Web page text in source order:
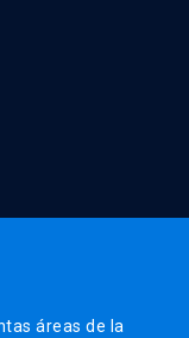
áreas de la